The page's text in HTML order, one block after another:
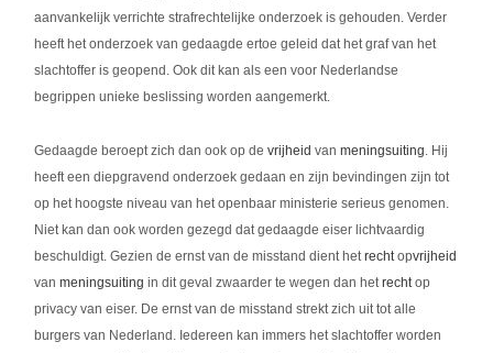
aanvankelijk verrichte strafrechtelijke onderzoek is gehouden. Verder
heeft het onderzoek van gedaagde ertoe geleid dat het graf van het
slachtoffer is geopend. Ook dit kan als een voor Nederlandse
begrippen unieke beslissing worden aangemerkt.
Gedaagde beroept zich dan ook op devrijheid vanmeningsuiting. Hij
heeft een diepgravend onderzoek gedaan en zijn bevindingen zijn tot
op het hoogste niveau van het openbaar ministerie serieus genomen.
Niet kan dan ook worden gezegd dat gedaagde eiser lichtvaardig
beschuldigt. Gezien de ernst van de misstand dient hetrechtopvrijheid
vanmeningsuiting in dit geval zwaarder te wegen dan hetrechtop
privacy van eiser. De ernst van de misstand strekt zich uit tot alle
burgers van Nederland. Iedereen kan immers het slachtoffer worden